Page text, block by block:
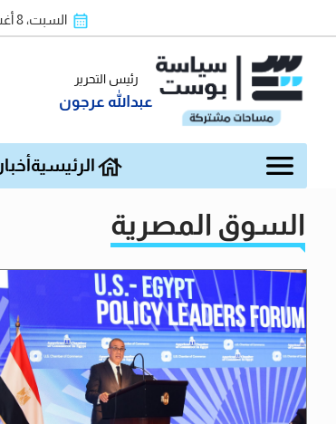
السبت، 8 أغسطس 2026
رئيس التحرير
عبدالله عرجون
الرئيسية أخبار
السوق المصرية